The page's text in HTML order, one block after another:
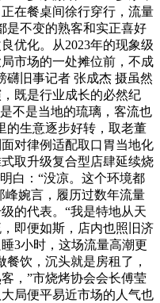
在餐桌间徐行穿行，流量
是不变的熟客和实正喜好
优化。从2023年的现象级
市场的一处摊位前，不成
礴旧事记者 张成杰 摄虽然
既是行业成长的必然纪
不是当地的琉璃，客流也
的生意逐步好转，取老董
对律例适配取口胃当地化
取升级复合型店肆延续烧
白：“没凉。这个环境都
峰婉言，履历过数年流量
的代表。“我是特地从天
即便如斯，店内也照旧济
3小时，这场流量高潮更
饮，沉头就是房租了，
，”市烧烤协会会长傅莹
局便平易近市场的人气也